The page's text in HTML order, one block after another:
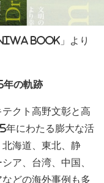
BOOK」より
の軌跡
クト高野文彰と高
年にわたる膨大な活
海道、東北、静
ア、台湾、中国、
どの海外事例も多